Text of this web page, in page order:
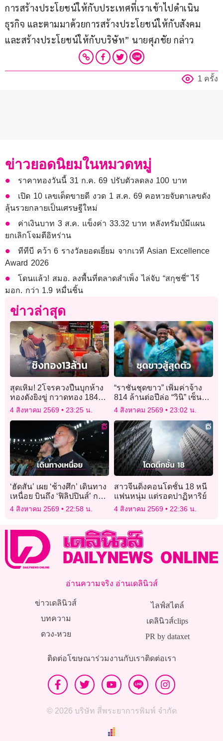
การสร้างประโยชน์ให้กับประเทศที่เราเข้าไปดำเนิน
ธุรกิจ และตามมาด้วยการสร้างประโยชน์ให้กับสังคม
และสร้างประโยชน์ให้กับบริษัท” นายศุภชัย กล่าว
1 ครั้ง
ข่าวยอดนิยมในหมวดหมู่
ราคาทองวันนี้ 31 ก.ค. 69 ปรับตัวลดลง 100 บาท
เปิด 10 เลขเด็ดขายดี งวด 1 ส.ค. 69 คอหวยจับตาเลขดัง
ลุ้นรวยกลายเป็นเศรษฐีใหม่
ค่าเงินบาท 3 ส.ค. แข็งค่า 33.32 บาท หลังทรัมป์มีแผน
ยกเลิกโจมตีอิหร่าน
ทีทีบี คว้า 6 รางวัลยอดเยี่ยม จากเวที Asian Excellence
Award 2026
โดนแล้ว! สมอ. ลงพื้นที่ตลาดสำเพ็ง ไล่จับ “สกุชชี่” ไร้
มอก. กว่า 1.9 หมื่นชิ้น
ข่าวล่าสุด
สุดเหิม! 2โจรควงปืนบุกห้าง
ทองดังยิงขู่ กวาดทอง 184
บาท ค่ากว่า 13 ล้าน
4 สิงหาคม 2569 23:25 น.
“ราชันชุดขาว” เพิ่มค่าจ้าง
814 ล้านต่อปีล่อ “วินิ” เซ็น
สัญญาใหม่
4 สิงหาคม 2569 23:02 น.
‘ฮัดสัน’ เผย ‘ช้างศึก’ เดินทาง
เหนื่อย บินถึง ‘ฟิลิปปินส์’ กว่า
จะได้นอนตี 3-4
4 สิงหาคม 2569 22:58 น.
สาวจีนดิ่งคอนโดชั้น 18 หนี
แฟนหนุ่ม แต่รอดปาฏิหาริย์
4 สิงหาคม 2569 22:36 น.
อ่านความจริง อ่านเดลินิวส์
ข่าวเดลินิวส์
บทความ
ดวง-หวย
ไลฟ์สไตล์
เดลินิวส์clips
PR by dataxet
ติดต่อโฆษณาร่วมงานกับเราติดต่อเรา
© 2026 บริษัท สี่พระยาการพิมพ์ จำกัด